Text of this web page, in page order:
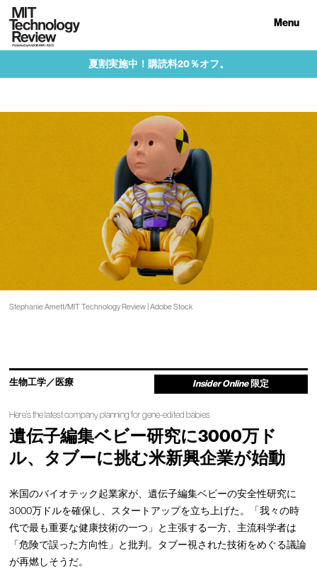
Menu
夏割実施中！購読料20％オフ。
Stephanie Arnett/MIT Technology Review | Adobe Stock
生物工学／医療 Insider Online 限定
Here’s the latest company planning for gene-edited babies
遺伝子編集ベビー研究に3000万ド
ル、タブーに挑む米新興企業が始動
米国のバイオテック起業家が、遺伝子編集ベビーの安全性研究に
3000万ドルを確保し、スタートアップを立ち上げた。「我々の時
代で最も重要な健康技術の一つ」と主張する一方、主流科学者は
「危険で誤った方向性」と批判。タブー視された技術をめぐる議論
が再燃しそうだ。